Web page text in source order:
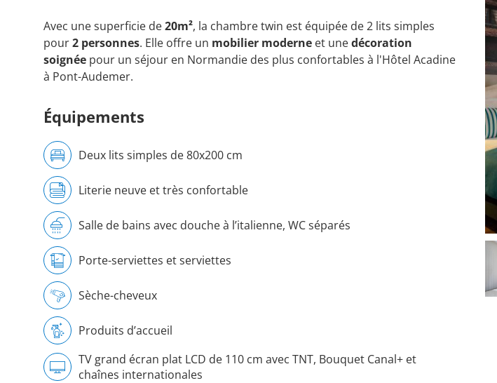
Avec une superficie de20m², la chambre twin est équipée de 2 lits simples
pour2 personnes. Elle offre un mobilier moderne et unedécoration
soignée pour un séjour en Normandie des plus confortables à l'Hôtel Acadine
à Pont-Audemer.
Équipements
Deux lits simples de 80x200 cm
Literie neuve et très confortable
Salle de bains avec douche à l’italienne, WC séparés
Porte-serviettes et serviettes
Sèche-cheveux
Produits d’accueil
TV grand écran plat LCD de 110 cm avec TNT, Bouquet Canal+ et
chaînes internationales